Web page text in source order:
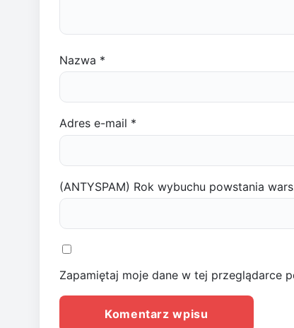
Nazwa *
Adres e-mail *
(ANTYSPAM) Rok wybuchu powstania
Zapamiętaj moje dane w tej przeglądarce